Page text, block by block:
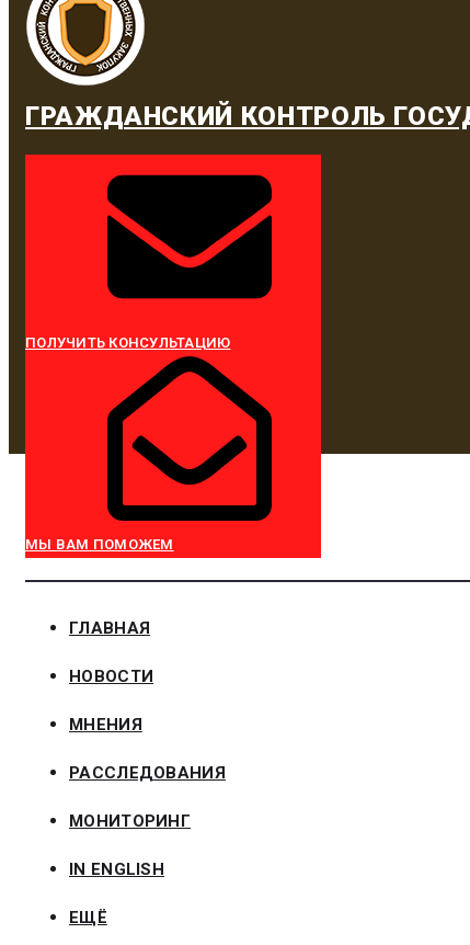
ГРАЖДАНСКИЙ КОНТРОЛЬ
ПОЛУЧИТЬ КОНСУЛЬТАЦИЮ
МЫ ВАМ ПОМОЖЕМ
ГЛАВНАЯ
НОВОСТИ
МНЕНИЯ
РАССЛЕДОВАНИЯ
МОНИТОРИНГ
IN ENGLISH
ЕЩЁ